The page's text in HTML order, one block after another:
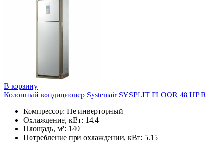
В корзину
Колонный кондиционер Systemair SYSPLIT FLOOR 48 HP R
Компрессор: Не инверторный
Охлаждение, кВт: 14.4
Площадь, м²: 140
Потребление при охлаждении, кВт: 5.15